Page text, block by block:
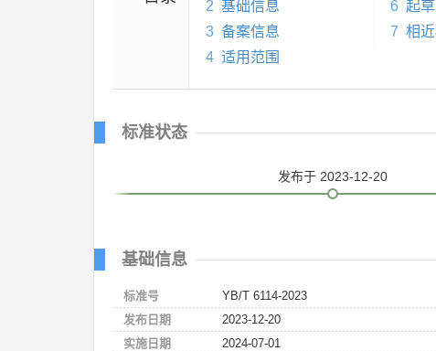
2 基础信息
3 备案信息
4 适用范围
6 起
7 相
标准状态
发布于 2023-12-20
基础信息
标准号
YB/T 6114-2023
发布日期
2023-12-20
实施日期
2024-07-01